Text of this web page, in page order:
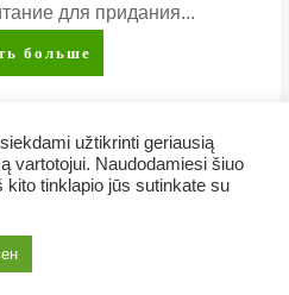
для придания...
больше
2026 Veiklus.lt
užtikrinti geriausią
vartotojui. Naudodamiesi šiuo
kito tinklapio jūs sutinkate su